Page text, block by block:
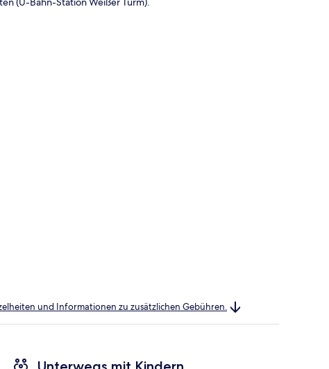
und Informationen zu zusätzlichen Gebühren.